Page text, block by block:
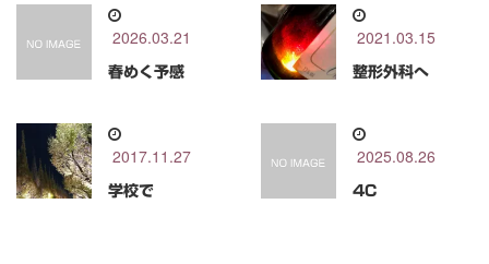
2026.03.21
春めく予感
2021.03.15
整形外科へ
2017.11.27
学校で
2025.08.26
4C